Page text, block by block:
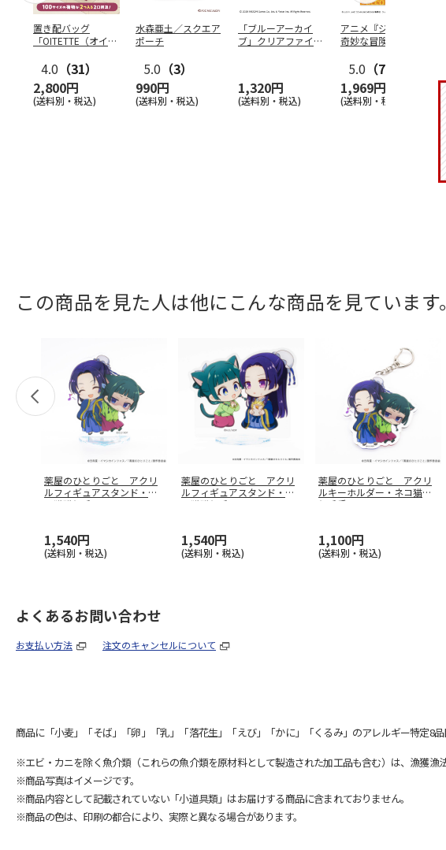
置き配バッグ
「OITETTE（オイテ
4.0 （31）
2,800円
(送料別・税込)
水森亜土／スクエア
ポーチ
5.0 （3）
990円
(送料別・税込)
「ブルーアーカイ
ブ」クリアファイル
1,320円
(送料別・税込)
アニメ『ジョジョの
奇妙な冒険 黄金の
セッ…
5.0 （7）
1,969円
(送料別・税込)
この商品を見た人は他にこんな商品を見ています。
薬屋のひとりごと アクリ
ルフィギュアスタンド・ネ
コ猫猫と壬
1,540円
(送料別・税込)
薬屋のひとりごと アクリ
ルフィギュアスタンド・ネ
コ猫猫と壬
1,540円
(送料別・税込)
薬屋のひとりごと アクリ
ルキーホルダー・ネコ猫猫
と壬氏
1,100円
(送料別・税込)
よくあるお問い合わせ
お支払い方法 注文のキャンセルについて
商品に「小麦」「そば」「卵」「乳」「落花生」「えび」「かに」「くるみ」のアレルギー特定8品
※エビ・カニを除く魚介類（これらの魚介類を原材料として製造された加工品も含む）は、漁獲漁
※商品写真はイメージです。
※商品内容として記載されていない「小道具類」はお届けする商品に含まれておりません。
※商品の色は、印刷の都合により、実際と異なる場合があります。